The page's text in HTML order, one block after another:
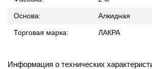
Основа: Алкидная
Торговая марка: ЛАКРА
Информация о технических